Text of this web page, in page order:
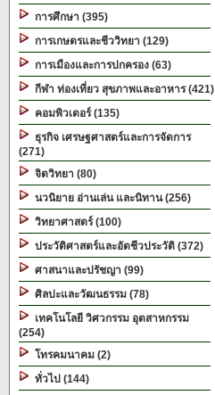
การศึกษา (395)
การเกษตรและชีววิทยา (129)
การเมืองและการปกครอง (63)
กีฬา ท่องเที่ยว สุขภาพและอาหาร (421)
คอมพิวเตอร์ (135)
ธุรกิจ เศรษฐศาสตร์และการจัดการ
(271)
จิตวิทยา (80)
นวนิยาย อ่านเล่น และนิทาน (256)
วิทยาศาสตร์ (100)
ประวัติศาสตร์และอัตชีวประวัติ (372)
ศาสนาและปรัชญา (99)
ศิลปะและวัฒนธรรม (78)
เทคโนโลยี วิศวกรรม อุตสาหกรรม
(254)
โทรคมนาคม (2)
ทั่วไป (144)